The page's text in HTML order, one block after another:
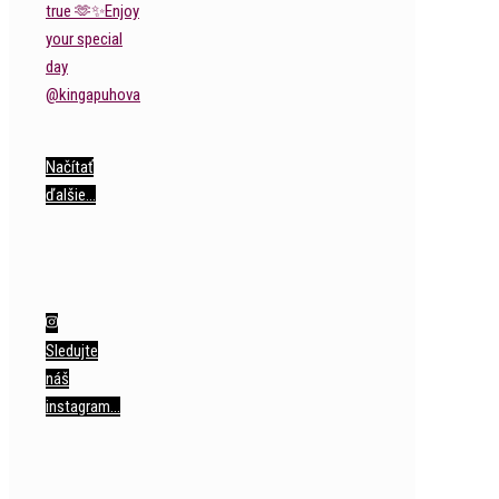
Načítať
ďalšie…
Sledujte
náš
instagram…